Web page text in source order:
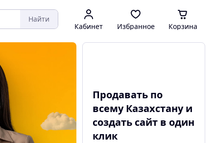
Найти
Кабинет Избранное Корзина
Продавать по
всему Казахстану и
создать сайтв один
клик